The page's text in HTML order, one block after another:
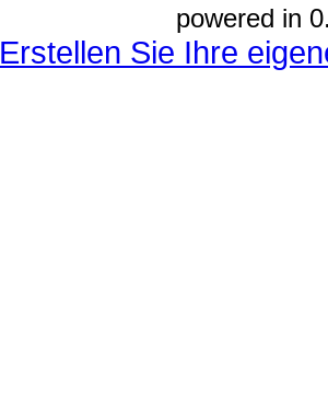
powered in
Erstellen Sie Ihre